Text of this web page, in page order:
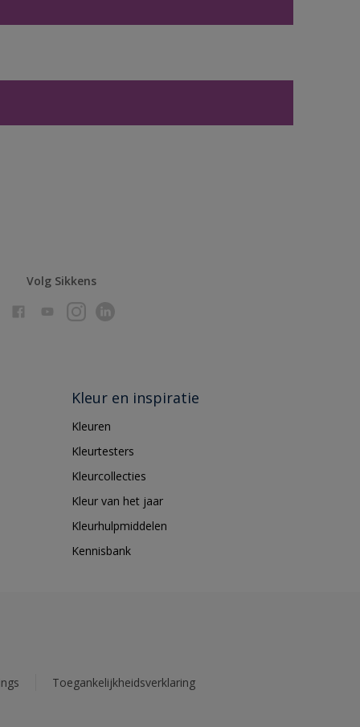
Volg Sikkens
Kleur en inspiratie
Kleuren
Kleurtesters
Kleurcollecties
Kleur van het jaar
Kleurhulpmiddelen
Kennisbank
Toegankelijkheidsverklaring